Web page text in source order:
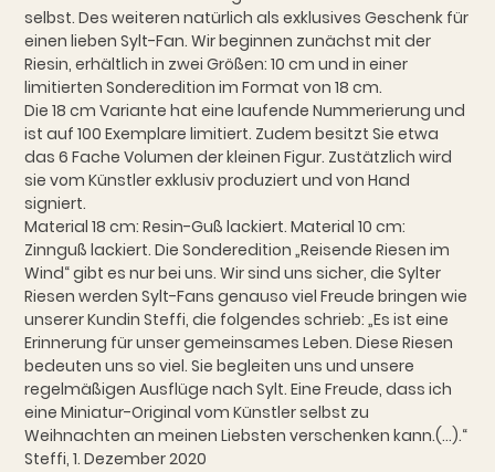
selbst. Des weiteren natürlich als exklusives Geschenk für
einen lieben Sylt-Fan. Wir beginnen zunächst mit der
Riesin, erhältlich in zwei Größen: 10 cm und in einer
limitierten Sonderedition im Format von 18 cm.
Die 18 cm Variante hat eine laufende Nummerierung und
ist auf 100 Exemplare limitiert. Zudem besitzt Sie etwa
das 6 Fache Volumen der kleinen Figur. Zustätzlich wird
sie vom Künstler exklusiv produziert und von Hand
signiert.
Material 18 cm: Resin-Guß lackiert. Material 10 cm:
Zinnguß lackiert. Die Sonderedition „Reisende Riesen im
Wind“ gibt es nur bei uns. Wir sind uns sicher, die Sylter
Riesen werden Sylt-Fans genauso viel Freude bringen wie
unserer Kundin Steffi, die folgendes schrieb: „Es ist eine
Erinnerung für unser gemeinsames Leben. Diese Riesen
bedeuten uns so viel. Sie begleiten uns und unsere
regelmäßigen Ausflüge nach Sylt. Eine Freude, dass ich
eine Miniatur-Original vom Künstler selbst zu
Weihnachten an meinen Liebsten verschenken kann.(…).“
Steffi, 1. Dezember 2020